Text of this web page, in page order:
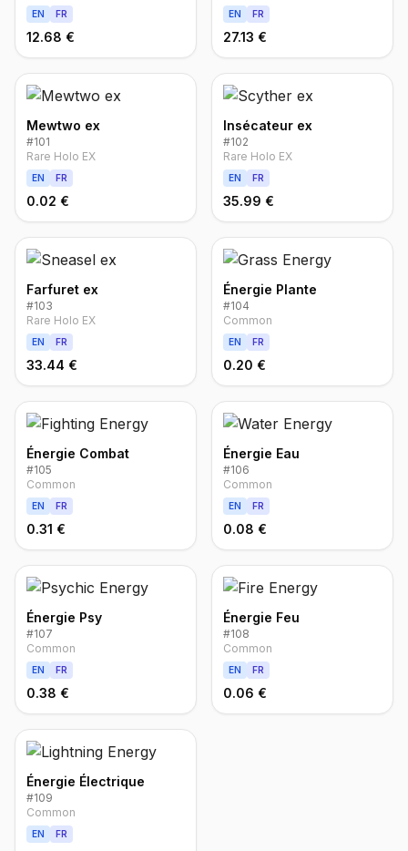
EN FR
12.68 €
EN FR
27.13 €
Mewtwo ex
#101
Rare Holo EX
EN FR
0.02 €
Insécateur ex
#102
Rare Holo EX
EN FR
35.99 €
Farfuret ex
#103
Rare Holo EX
EN FR
33.44 €
Énergie Plante
#104
Common
EN FR
0.20 €
Énergie Combat
#105
Common
EN FR
0.31 €
Énergie Eau
#106
Common
EN FR
0.08 €
Énergie Psy
#107
Common
EN FR
0.38 €
Énergie Feu
#108
Common
EN FR
0.06 €
Énergie Électrique
#109
Common
EN FR